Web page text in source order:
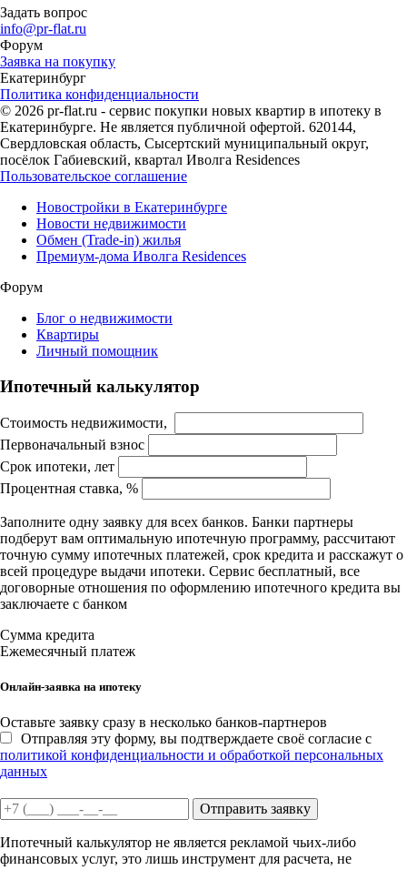
Задать вопрос
info@pr-flat.ru
Форум
Заявка на покупку
Екатеринбург
Политика конфиденциальности
© 2026 pr-flat.ru - сервис покупки новых квартир в ипотеку в
Екатеринбурге. Не является публичной офертой. 620144,
Свердловская область, Сысертский муниципальный округ,
посёлок Габиевский, квартал Иволга Residences
Пользовательское соглашение
Новостройки в Екатеринбурге
Новости недвижимости
Обмен (Trade-in) жилья
Премиум-дома Иволга Residences
Форум
Блог о недвижимости
Квартиры
Личный помощник
Ипотечный калькулятор
Стоимость недвижимости,
Первоначальный взнос
Срок ипотеки, лет
Процентная ставка, %
Заполните одну заявку для всех банков. Банки партнеры
подберут вам оптимальную ипотечную программу, рассчитают
точную сумму ипотечных платежей, срок кредита и расскажут о
всей процедуре выдачи ипотеки. Сервис бесплатный, все
договорные отношения по оформлению ипотечного кредита вы
заключаете с банком
Сумма кредита
Ежемесячный платеж
Онлайн-заявка на ипотеку
Оставьте заявку сразу в несколько банков-партнеров
Отправляя эту форму, вы подтверждаете своё согласие с
политикой конфиденциальности и обработкой персональных
данных
Отправить заявку
Ипотечный калькулятор не является рекламой чьих-либо
финансовых услуг, это лишь инструмент для расчета, не